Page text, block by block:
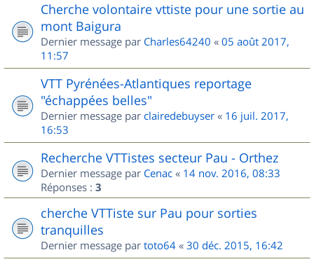
Cherche volontaire vttiste pour une sortie au
mont Baigura
Dernier message par Charles64240 « 05 août 2017,
11:57
VTT Pyrénées-Atlantiques reportage
"échappées belles"
Dernier message par clairedebuyser « 16 juil. 2017,
16:53
Recherche VTTistes secteur Pau - Orthez
Dernier message par Cenac « 14 nov. 2016, 08:33
Réponses : 3
cherche VTTiste sur Pau pour sorties
tranquilles
Dernier message par toto64 « 30 déc. 2015, 16:42